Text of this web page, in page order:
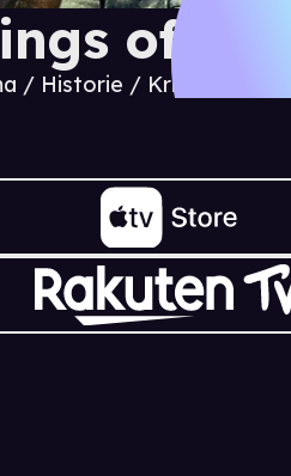
of
/ Historie / Krig og